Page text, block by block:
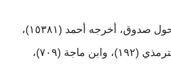
(٨) حسن؛ عامر الأحول صدوق، أخرجه أحمد (١٥٣٨١)،
وأبو داود (٥٠٢)، والترمذي (١٩٢)، وابن ماجة (٧٠٩)،